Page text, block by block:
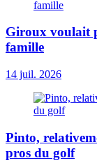
Giroux voulait
famille
14 juil. 2026
Pinto,
pros du golf